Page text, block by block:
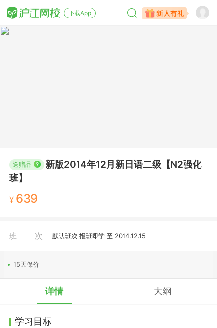
下载App
送赠品
新版2014年12月新日语二级【N2强化
班】
¥ 639
班次 默认班次 报班即学 至 2014.12.15
15天保价
详情 大纲
学习目标